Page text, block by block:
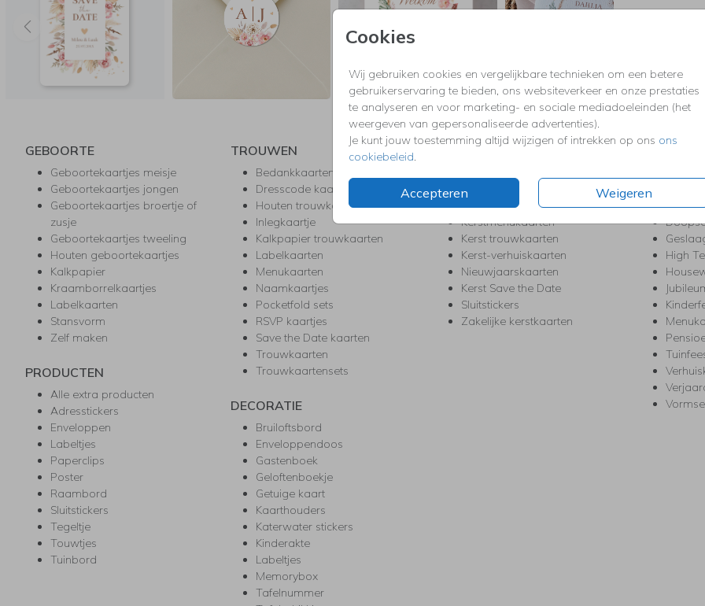
Cookies
Wij gebruiken cookies en vergelijkbare technieken om een betere
gebruikerservaring te bieden, ons websiteverkeer en onze prestaties
te analyseren en voor marketing- en sociale mediadoeleinden (het
weergeven van gepersonaliseerde advertenties).
Je kunt jouw toestemming altijd wijzigen of intrekken op ons ons
cookiebeleid.
Accepteren Weigeren
GEBOORTE
Geboortekaartjes meisje
Geboortekaartjes jongen
Geboortekaartjes broertje of
zusje
Geboortekaartjes tweeling
Houten geboortekaartjes
Kalkpapier
Kraamborrelkaartjes
Labelkaarten
Stansvorm
Zelf maken
PRODUCTEN
Alle extra producten
Adresstickers
Enveloppen
Labeltjes
Paperclips
Poster
Raambord
Sluitstickers
Tegeltje
Touwtjes
Tuinbord
TROUWEN
Bedankkaarten
Dresscode kaartjes
Houten trouwkaarten
Inlegkaartje
Kalkpapier trouwkaarten
Labelkaarten
Menukaarten
Naamkaartjes
Pocketfold sets
RSVP kaartjes
Save the Date kaarten
Trouwkaarten
Trouwkaartensets
DECORATIE
Bruiloftsbord
Enveloppendoos
Gastenboek
Geloftenboekje
Getuige kaart
Kaarthouders
Katerwater stickers
Kinderakte
Labeltjes
Memorybox
Tafelnummer
Kerstborrel uitnodigingen
Kerstdiner uitnodigingen
Kerstmenukaarten
Kerst trouwkaarten
Kerst-verhuiskaarten
Nieuwjaarskaarten
Kerst Save the Date
Sluitstickers
Zakelijke kerstkaarten
High